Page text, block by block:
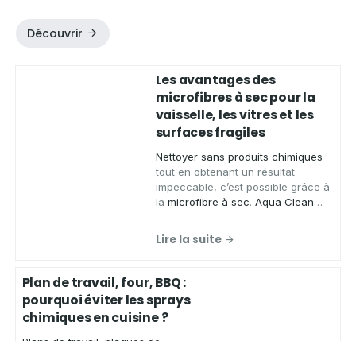
Découvrir
Les avantages des
microfibres à sec pour la
vaisselle, les vitres et les
surfaces fragiles
Nettoyer sans produits chimiques
tout en obtenant un résultat
impeccable, c’est possible grâce à
la microfibre à sec. Aqua Clean
zéro déchet, vous présente ses
chiffons microfibres de qualité
etnettoyer
surfaces
Lire la suite
Plan de travail, four, BBQ :
pourquoi éviter les sprays
chimiques en cuisine ?